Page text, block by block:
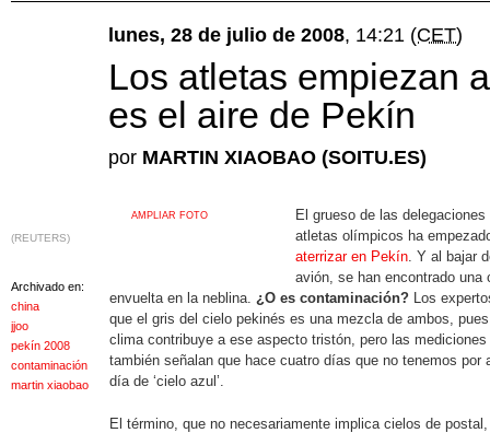
lunes, 28 de julio de 2008, 14:21 (CET)
Los atletas empiezan
es el aire de Pekín
por MARTIN XIAOBAO (SOITU.ES)
AMPLIAR FOTO
(REUTERS)
Archivado en:
china
jjoo
pekín 2008
contaminación
martin xiaobao
El grueso de las delegaciones
atletas olímpicos ha
aterrizar en Pekín. Y al bajar
avión, se han encontrado una
envuelta en la neblina. ¿O es contaminación? Los
que el gris del cielo pekinés es una mezcla de ambos,
clima contribuye a ese aspecto tristón, pero las mediciones
también señalan que hace cuatro días que no tenemos por
día de ‘cielo azul’.
El término, que no necesariamente implica cielos de